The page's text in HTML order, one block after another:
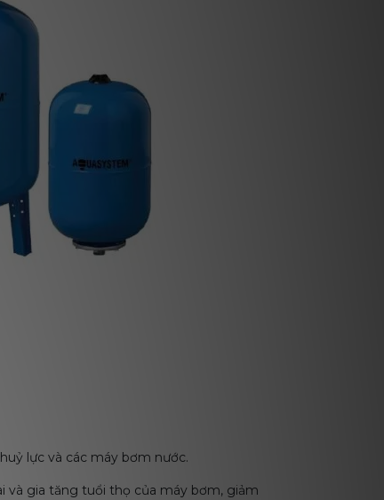
lực và các máy bơm nước.
và gia tăng tuổi thọ của máy bơm, giảm